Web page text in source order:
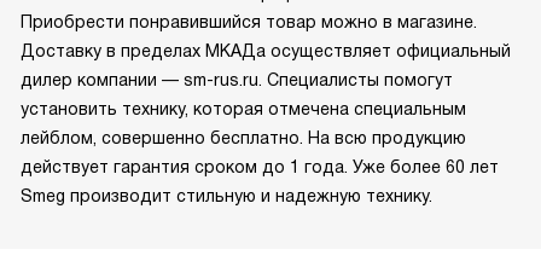
Приобрести понравившийся товар можно в магазине.
Доставку в пределах МКАДа осуществляет официальный
дилер компании — sm-rus.ru. Специалисты помогут
установить технику, которая отмечена специальным
лейблом, совершенно бесплатно. На всю продукцию
действует гарантия сроком до 1 года. Уже более 60 лет
Smeg производит стильную и надежную технику.